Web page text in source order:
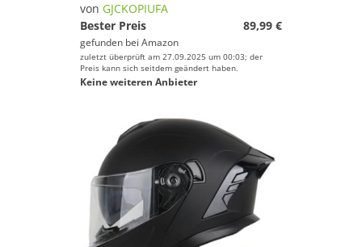
von GJCKOPIUFA
Bester Preis
89,99 €
gefunden bei Amazon
zuletzt überprüft am 27.09.2025 um 00:03; der
Preis kann sich seitdem geändert haben.
Keine weiteren Anbieter